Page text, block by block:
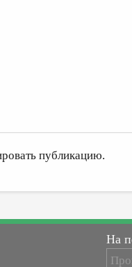
публикацию.
На